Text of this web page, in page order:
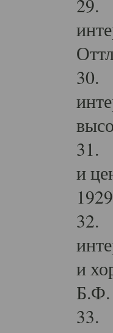
29.
30.
31.
и
32.
и
Б.Ф.
33.